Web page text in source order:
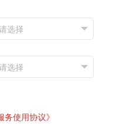
务使用协议》